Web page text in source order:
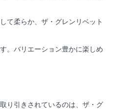
て柔らか、ザ・グレンリベット
。バリエーション豊かに楽しめ
り引きされているのは、ザ・グ